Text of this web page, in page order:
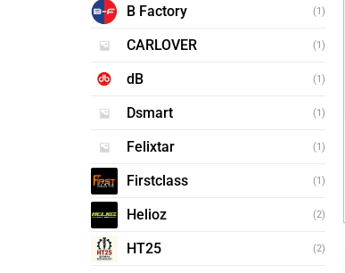
B Factory (1)
CARLOVER (1)
dB (1)
Dsmart (1)
Felixtar (1)
Firstclass (1)
Helioz (2)
HT25 (2)